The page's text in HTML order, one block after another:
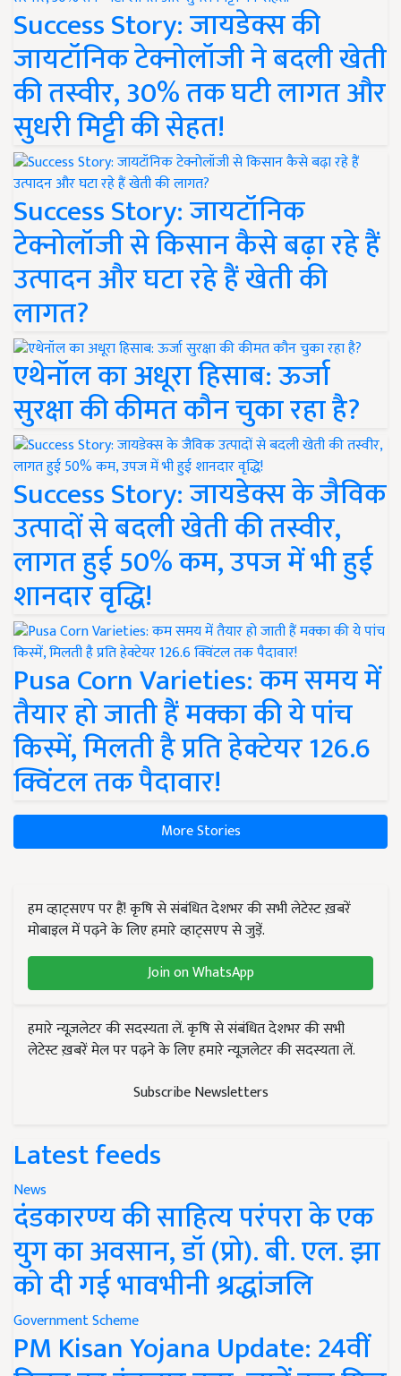
Success Story: जायडेक्स की
जायटॉनिक टेक्नोलॉजी ने बदली खेती
की तस्वीर, 30% तक घटी लागत और
सुधरी मिट्टी की सेहत!
Success Story: जायटॉनिक
टेक्नोलॉजी से किसान कैसे बढ़ा रहे हैं
उत्पादन और घटा रहे हैं खेती की
लागत?
एथेनॉल का अधूरा हिसाब: ऊर्जा
सुरक्षा की कीमत कौन चुका रहा है?
Success Story: जायडेक्स के जैविक
उत्पादों से बदली खेती की तस्वीर,
लागत हुई 50% कम, उपज में भी हुई
शानदार वृद्धि!
Pusa Corn Varieties: कम समय में
तैयार हो जाती हैं मक्का की ये पांच
किस्में, मिलती है प्रति हेक्टेयर 126.6
क्विंटल तक पैदावार!
More Stories
हम व्हाट्सएप पर हैं! कृषि से संबंधित देशभर की सभी लेटेस्ट ख़बरें
मोबाइल में पढ़ने के लिए हमारे व्हाट्सएप से जुड़ें.
Join on WhatsApp
हमारे न्यूज़लेटर की सदस्यता लें. कृषि से संबंधित देशभर की सभी
लेटेस्ट ख़बरें मेल पर पढ़ने के लिए हमारे न्यूज़लेटर की सदस्यता लें.
Subscribe Newsletters
Latest feeds
News
दंडकारण्य की साहित्य परंपरा के एक
युग का अवसान, डॉ (प्रो). बी. एल. झा
को दी गई भावभीनी श्रद्धांजलि
Government Scheme
PM Kisan Yojana Update: 24वीं